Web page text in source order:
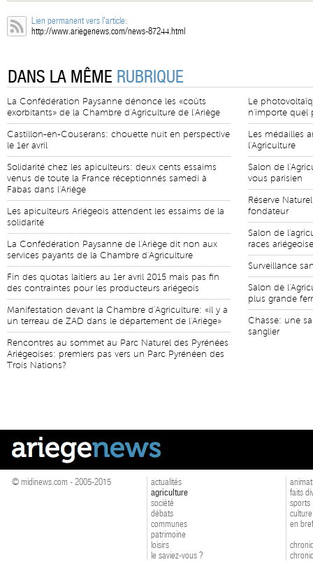
Lien permanent vers l'article:
http://www.ariegenews.com/news-87244.html
DANS LA MÊME RUBRIQUE
La Confédération Paysanne dénonce les «coûts
exorbitants» de la Chambre d'Agriculture de l'Ariège
Castillon-en-Couserans: chouette nuit en perspective
le 1er avril
Solidarité chez les apiculteurs: deux cents essaims
venus de toute la France réceptionnés samedi à
Fabas dans l'Ariège
Les apiculteurs Ariégeois attendent les essaims de la
solidarité
La Confédération Paysanne de l'Ariège dit non aux
services payants de la Chambre d'Agriculture
Fin des quotas laitiers au 1er avril 2015 mais pas fin
des contraintes pour les producteurs ariégeois
Manifestation devant la Chambre d'Agriculture: «il y a
un terreau de ZAD dans le département de l'Ariège»
Rencontres au sommet au Parc Naturel des Pyrénées
Ariégeoises: premiers pas vers un Parc Pyrénéen des
Trois Nations?
Le
n'importe quel
Les médailles
l'Agriculture
Salon de
vous parisien
Réserve
fondateur
Salon de
races
Surveillance
Salon de
plus grande
Chasse: une
sanglier
© midinews.com - 2005-2015
actualités
agriculture
société
débats
communes
patrimoine
loisirs
le saviez-vous ?
faits
sports
culture
en bref